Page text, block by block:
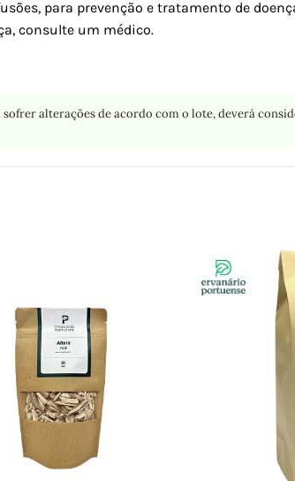
para prevenção e tratamento de
consulte um médico.
alterações de acordo com o lote, deverá